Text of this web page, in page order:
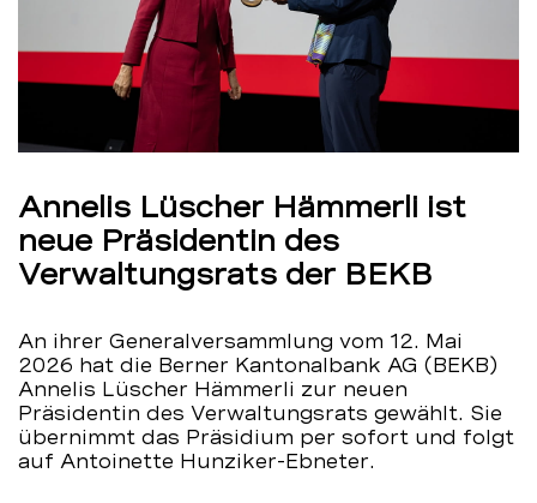
Annelis Lüscher Hämmerli ist
neue Präsidentin des
Verwaltungsrats der BEKB
An ihrer Generalversammlung vom 12. Mai
2026 hat die Berner Kantonalbank AG (BEKB)
Annelis Lüscher Hämmerli zur neuen
Präsidentin des Verwaltungsrats gewählt. Sie
übernimmt das Präsidium per sofort und folgt
auf Antoinette Hunziker-Ebneter.